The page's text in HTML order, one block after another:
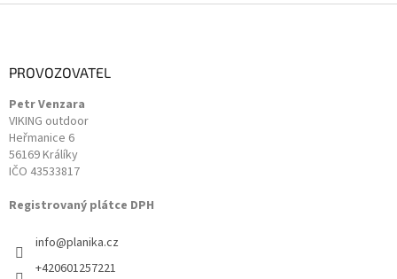
PROVOZOVATEL
Petr Venzara
VIKING outdoor
Heřmanice 6
56169 Králíky
IČO 43533817
Registrovaný plátce DPH
info@planika.cz
+420601257221